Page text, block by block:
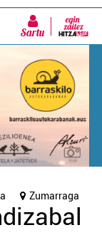
Sartu
Zumarraga